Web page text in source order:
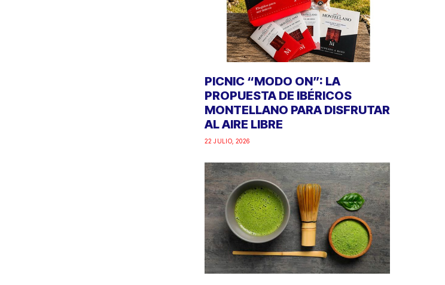
PICNIC “MODO ON”: LA
PROPUESTA DE IBÉRICOS
MONTELLANO PARA DISFRUTAR
AL AIRE LIBRE
22 JULIO, 2026